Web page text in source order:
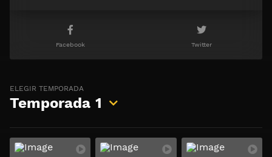
Facebook Twitter
ELEGIR TEMPORADA
Temporada 1
Ver Ver